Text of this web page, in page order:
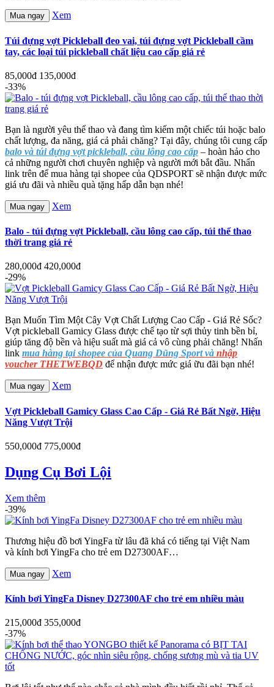
Mua ngay Xem
Túi đựng vợt Pickleball đeo vai, túi đựng vợt Pickleball cầm
tay, các loại túi pickleball chất liệu cao cấp giá rẻ
85,000đ 135,000đ
-33%
Bạn là người yêu thể thao và đang tìm kiếm một chiếc túi hoặc balo
chất lượng, đa năng, giá cả phải chăng? Tại đây, chúng tôi cung cấp
balo và túi đựng vợt pickleball, cầu lông cao cấp – hoàn hảo cho
cả những người chơi chuyên nghiệp và người mới bắt đầu. Nhấn
link trên để mua hàng tại shopee của QDSPORT sẽ nhận được mức
giá ưu đãi và nhiều quà tặng hấp dẫn bạn nhé!
Mua ngay Xem
Balo - túi đựng vợt Pickleball, cầu lông cao cấp, túi thể thao
thời trang giá rẻ
280,000đ 420,000đ
-29%
Bạn Muốn Tìm Một Cây Vợt Chất Lượng Cao Cấp - Giá Rẻ Sốc?
Vợt pickleball Gamicy Glass được chế tạo từ sợi thủy tinh bền bỉ,
giúp tăng độ bền và hiệu suất mà giá cả vô cùng phải chăng! Nhấn
link mua hàng tại shopee của Quang Dũng Sport và nhập
voucher THETWEBQD để nhận được mức giá ữu đãi bạn nhé!
Mua ngay Xem
Vợt Pickleball Gamicy Glass Cao Cấp - Giá Rẻ Bất Ngờ, Hiệu
Năng Vượt Trội
550,000đ 775,000đ
Dụng Cụ Bơi Lội
Xem thêm
-39%
Thương hiệu đồ bơi YingFa từ lâu đã khá có tiếng tại Việt Nam
và kính bơi YingFa cho trẻ em D27300AF…
Mua ngay Xem
Kính bơi YingFa Disney D27300AF cho trẻ em nhiều màu
215,000đ 355,000đ
-37%